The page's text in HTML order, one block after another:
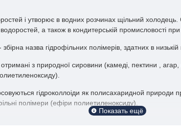
і утворює в водних розчинах щільний холодець.
а також в кондитерській промисловості
назва гідрофільних полімерів, здатних в низькій
з природної сировини (камеді, пектини ,
гідроколлоіди як полисахаридной
полімери (ефіри полиетиленоксиду).